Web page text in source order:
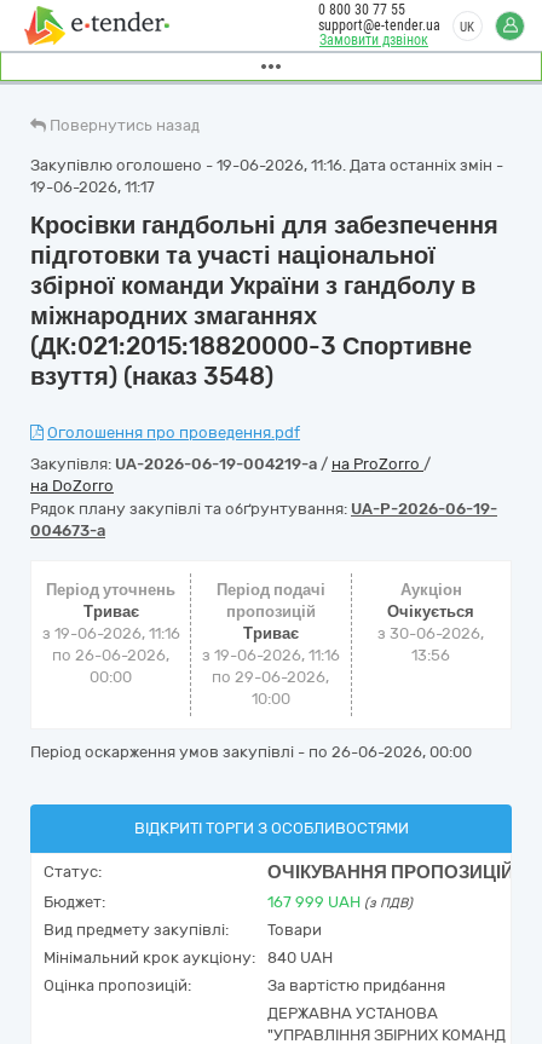
Замовити дзвінок
0 800 30 77 55
support@e-tender.ua
UK
Повернутись назад
Закупівлю оголошено - 19-06-2026, 11:16. Дата останніх змін -
19-06-2026, 11:17
Кросівки гандбольні для забезпечення
підготовки та участі національної
збірної команди України з гандболу в
міжнародних змаганнях
(ДК:021:2015:18820000-3 Спортивне
взуття) (наказ 3548)
Оголошення про проведення.pdf
Закупівля: UA-2026-06-19-004219-a / на ProZorro /
на DoZorro
Рядок плану закупівлі та обґрунтування: UA-P-2026-06-19-
004673-a
Період уточнень
Триває
з 19-06-2026, 11:16
по 26-06-2026,
00:00
Період подачі
пропозицій
Триває
з 19-06-2026, 11:16
по 29-06-2026,
10:00
Аукціон
Очікується
з30-06-2026,
13:56
Період оскарження умов закупівлі - по 26-06-2026, 00:00
ВІДКРИТІ ТОРГИ З ОСОБЛИВОСТЯМИ
Статус: ОЧІКУВАННЯ ПРОПОЗИЦІЙ
Бюджет: 167 999 UAH (з ПДВ)
Вид предмету закупівлі:
Товари
Мінімальний крок аукціону:
840 UAH
Оцінка пропозицій:
За вартістю придбання
ДЕРЖАВНА УСТАНОВА
"УПРАВЛІННЯ ЗБІРНИХ КОМАНД